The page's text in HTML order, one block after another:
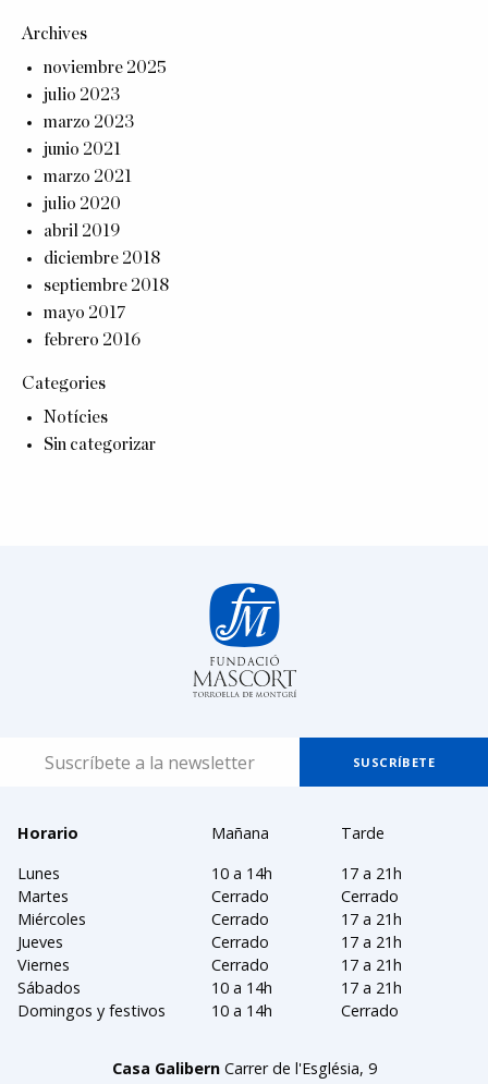
Archives
noviembre 2025
julio 2023
marzo 2023
junio 2021
marzo 2021
julio 2020
abril 2019
diciembre 2018
septiembre 2018
mayo 2017
febrero 2016
Categories
Notícies
Sin categorizar
Horario Mañana
Tarde
Lunes
10 a 14h
17 a 21h
Martes
Cerrado
Cerrado
Miércoles
Cerrado
17 a 21h
Jueves
Cerrado
17 a 21h
Viernes
Cerrado
17 a 21h
Sábados
10 a 14h
17 a 21h
Domingos y festivos
10 a 14h Cerrado
Casa GalibernCarrer de l'Església, 9